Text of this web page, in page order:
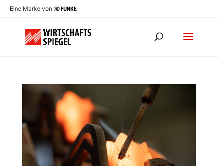
Eine Marke von